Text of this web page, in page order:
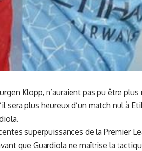
Klopp, n’auraient pas pu être
sera plus heureux d’un match nul à
superpuissances de la Premier
que Guardiola ne maîtrise la